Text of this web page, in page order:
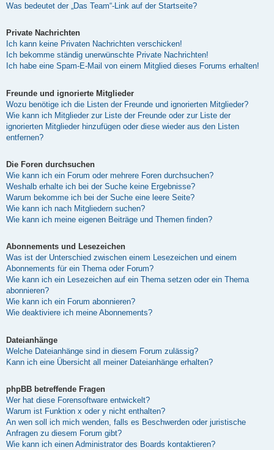
Was bedeutet der „Das Team“-Link auf der Startseite?
Private Nachrichten
Ich kann keine Privaten Nachrichten verschicken!
Ich bekomme ständig unerwünschte Private Nachrichten!
Ich habe eine Spam-E-Mail von einem Mitglied dieses Forums erhalten!
Freunde und ignorierte Mitglieder
Wozu benötige ich die Listen der Freunde und ignorierten Mitglieder?
Wie kann ich Mitglieder zur Liste der Freunde oder zur Liste der
ignorierten Mitglieder hinzufügen oder diese wieder aus den Listen
entfernen?
Die Foren durchsuchen
Wie kann ich ein Forum oder mehrere Foren durchsuchen?
Weshalb erhalte ich bei der Suche keine Ergebnisse?
Warum bekomme ich bei der Suche eine leere Seite?
Wie kann ich nach Mitgliedern suchen?
Wie kann ich meine eigenen Beiträge und Themen finden?
Abonnements und Lesezeichen
Was ist der Unterschied zwischen einem Lesezeichen und einem
Abonnements für ein Thema oder Forum?
Wie kann ich ein Lesezeichen auf ein Thema setzen oder ein Thema
abonnieren?
Wie kann ich ein Forum abonnieren?
Wie deaktiviere ich meine Abonnements?
Dateianhänge
Welche Dateianhänge sind in diesem Forum zulässig?
Kann ich eine Übersicht all meiner Dateianhänge erhalten?
phpBB betreffende Fragen
Wer hat diese Forensoftware entwickelt?
Warum ist Funktion x oder y nicht enthalten?
An wen soll ich mich wenden, falls es Beschwerden oder juristische
Anfragen zu diesem Forum gibt?
Wie kann ich einen Administrator des Boards kontaktieren?